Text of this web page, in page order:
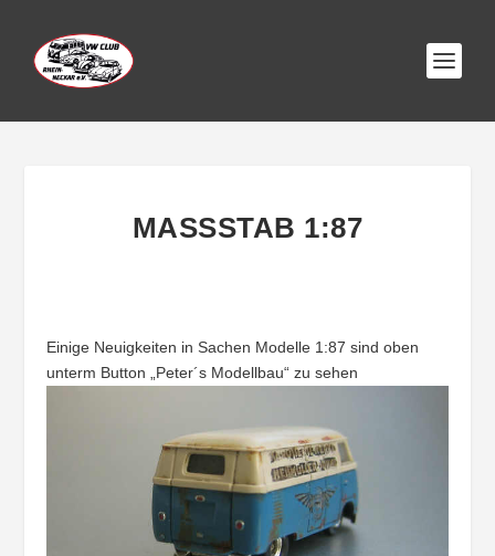
MASSSTAB 1:87
Einige Neuigkeiten in Sachen Modelle 1:87 sind oben
unterm Button „Peter´s Modellbau“ zu sehen